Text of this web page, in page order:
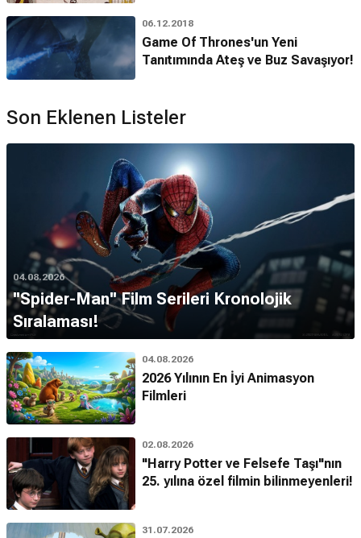
06.12.2018
Game Of Thrones'un Yeni
Tanıtımında Ateş ve Buz Savaşıyor!
Son Eklenen Listeler
04.08.2026
''Spider-Man'' Film Serileri Kronolojik
Sıralaması!
04.08.2026
2026 Yılının En İyi Animasyon
Filmleri
02.08.2026
"Harry Potter ve Felsefe Taşı"nın
25. yılına özel filmin bilinmeyenleri!
31.07.2026